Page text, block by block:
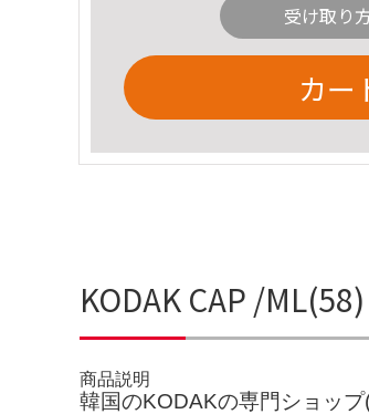
受け取り
カー
KODAK CAP /
商品説明
韓国のKODAKの専門ショッ